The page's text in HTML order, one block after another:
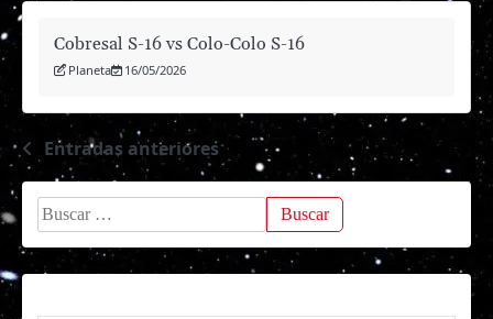
Cobresal S-16 vs Colo-Colo S-16
Planeta 16/05/2026
Navegación
de
entradas
Entradas anteriores
Buscar: